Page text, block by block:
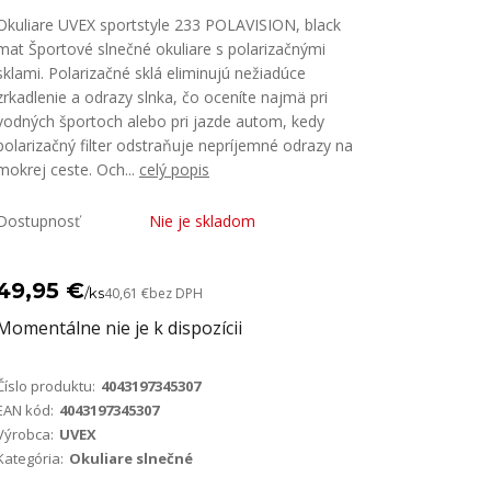
UVEX sportstyle 233 POLAVISION, black
Športové slnečné okuliare s polarizačnými
Polarizačné sklá eliminujú nežiadúce
a odrazy slnka, čo oceníte najmä pri
športoch alebo pri jazde autom, kedy
filter odstraňuje nepríjemné odrazy na
ceste. Och... celý popis
Nie je skladom
€/ks40,61 €bez DPH
nie je k dispozícii
produktu: 4043197345307
kód: 4043197345307
UVEX
Okuliare slnečné